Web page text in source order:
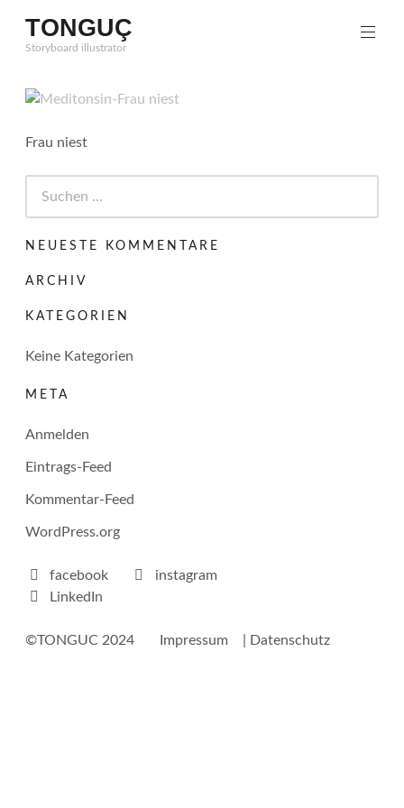
Inhalt
springen
TONGUÇ
Storyboard illustrator
Frau niest
NEUESTE KOMMENTARE
ARCHIV
KATEGORIEN
Keine Kategorien
META
Anmelden
Eintrags-Feed
Kommentar-Feed
WordPress.org
facebook
instagram
LinkedIn
©TONGUC 2024 Impressum | Datenschutz